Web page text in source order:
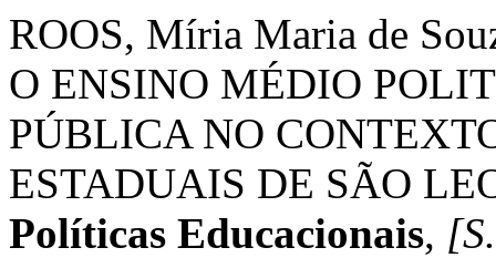
ROOS, Míria Maria de
O ENSINO MÉDIO
PÚBLICA NO
ESTADUAIS DE SÃO
Políticas Educacionais,